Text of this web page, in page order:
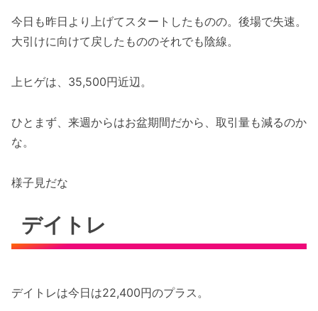
今日も昨日より上げてスタートしたものの。後場で失速。
大引けに向けて戻したもののそれでも陰線。
上ヒゲは、35,500円近辺。
ひとまず、来週からはお盆期間だから、取引量も減るのか
な。
様子見だな
デイトレ
デイトレは今日は22,400円のプラス。